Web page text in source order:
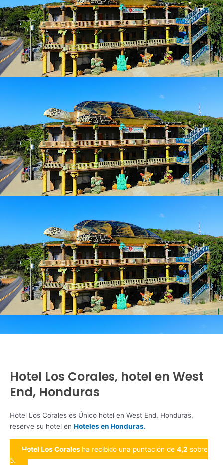
Hotel Los Corales, hotel en West
End, Honduras
Hotel Los Corales es Único hotel en West End, Honduras,
reserve su hotel en Hoteles en Honduras.
Hotel Los Corales ha recibido una puntación de 4,2 sobre
5.